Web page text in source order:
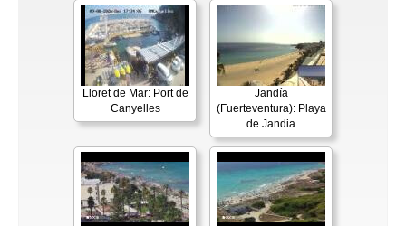
Lloret de Mar: Port de
Canyelles
Jandía
(Fuerteventura): Playa
de Jandia